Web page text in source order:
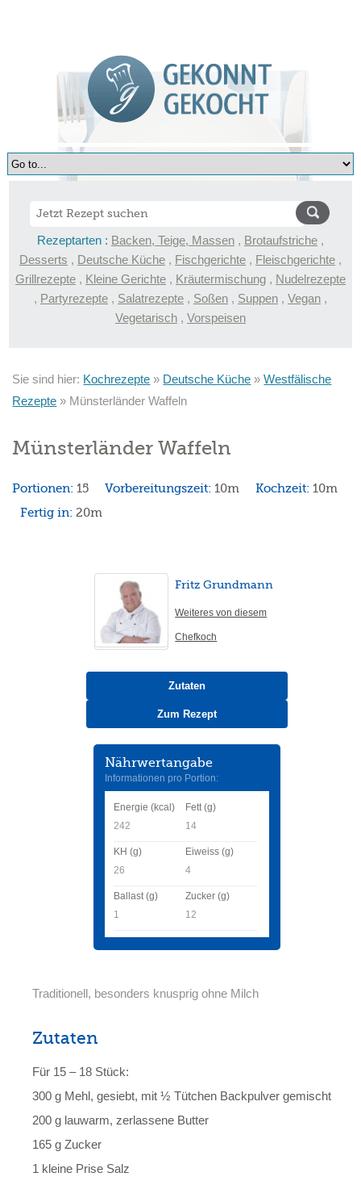
Rezeptarten : Backen, Teige, Massen , Brotaufstriche ,
Desserts , Deutsche Küche , Fischgerichte , Fleischgerichte ,
Grillrezepte , Kleine Gerichte , Kräutermischung , Nudelrezepte
, Partyrezepte , Salatrezepte , Soßen , Suppen , Vegan ,
Vegetarisch , Vorspeisen
Sie sind hier: Kochrezepte » Deutsche Küche »Westfälische
Rezepte » Münsterländer Waffeln
Münsterländer Waffeln
Portionen:15 Vorbereitungszeit:10m Kochzeit:10m
Fertig in:20m
Fritz Grundmann
Weiteres von diesem
Chefkoch
Zutaten
Zum Rezept
Nährwertangabe
Informationen pro Portion:
Energie (kcal)
242
Fett (g)
14
KH (g)
26
Eiweiss (g)
4
Ballast (g)
1
Zucker (g)
12
Traditionell, besonders knusprig ohne Milch
Zutaten
Für 15 – 18 Stück:
300 g Mehl, gesiebt, mit ½ Tütchen Backpulver gemischt
200 g lauwarm, zerlassene Butter
165 g Zucker
1 kleine Prise Salz